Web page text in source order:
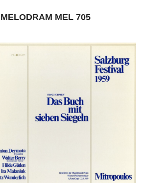
MEL 705